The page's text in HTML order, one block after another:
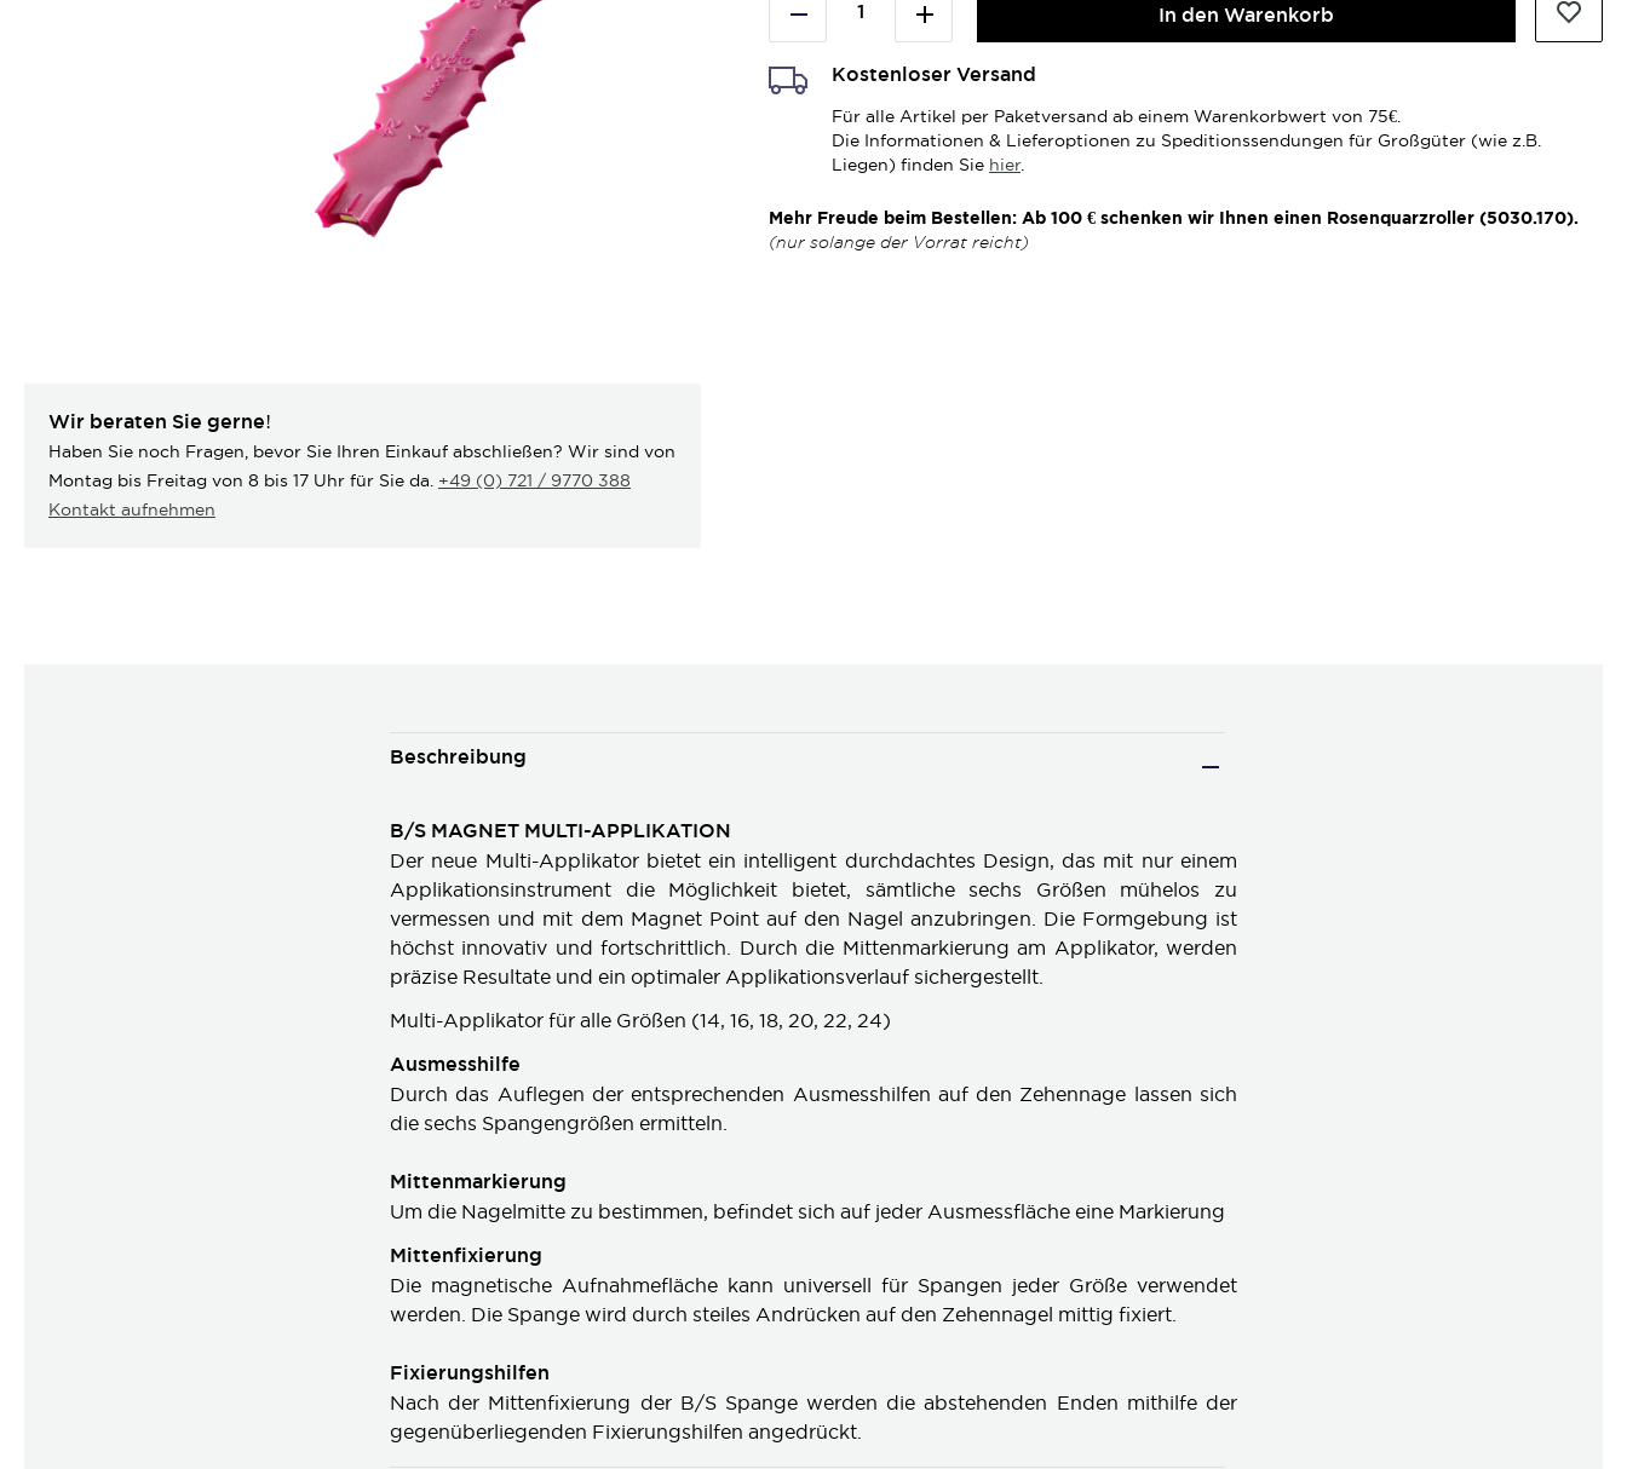
Wir beraten Sie gerne!
Haben Sie noch Fragen, bevor Sie Ihren Einkauf abschließen? Wir sind von
Montag bis Freitag von 8 bis 17 Uhr für Sie da. +49 (0) 721 / 9770 388
Kontakt aufnehmen
In den Warenkorb
Kostenloser Versand
Für alle Artikel per Paketversand ab einem Warenkorbwert von 75€.
Die Informationen & Lieferoptionen zu Speditionssendungen für Großgüter (wie z.B.
Liegen) finden Sie hier.
Mehr Freude beim Bestellen: Ab 100 € schenken wir Ihnen einen Rosenquarzroller (5030.170).
(nur solange der Vorrat reicht)
Beschreibung
B/S MAGNET MULTI-APPLIKATION
Der neue Multi-Applikator bietet ein intelligent durchdachtes Design, das mit nur einem
Applikationsinstrument die Möglichkeit bietet, sämtliche sechs Größen mühelos zu
vermessen und mit dem Magnet Point auf den Nagel anzubringen. Die Formgebung ist
höchst innovativ und fortschrittlich. Durch die Mittenmarkierung am Applikator, werden
präzise Resultate und ein optimaler Applikationsverlauf sichergestellt.
Multi-Applikator für alle Größen (14, 16, 18, 20, 22, 24)
Ausmesshilfe
Durch das Auflegen der entsprechenden Ausmesshilfen auf den Zehennage lassen sich
die sechs Spangengrößen ermitteln.
Mittenmarkierung
Um die Nagelmitte zu bestimmen, befindet sich auf jeder Ausmessfläche eine Markierung
Mittenfixierung
Die magnetische Aufnahmefläche kann universell für Spangen jeder Größe verwendet
werden. Die Spange wird durch steiles Andrücken auf den Zehennagel mittig fixiert.
Fixierungshilfen
Nach der Mittenfixierung der B/S Spange werden die abstehenden Enden mithilfe der
gegenüberliegenden Fixierungshilfen angedrückt.